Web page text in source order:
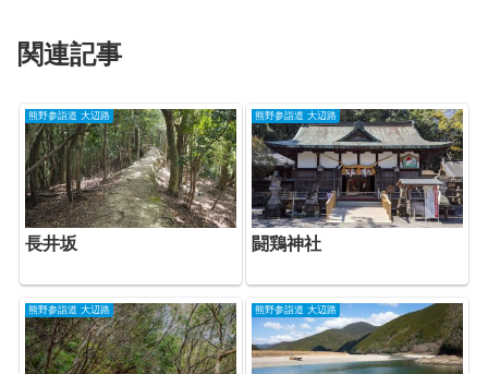
関連記事
熊野参詣道 大辺路
長井坂
熊野参詣道 大辺路
闘鶏神社
熊野参詣道 大辺路 熊野参詣道 大辺路